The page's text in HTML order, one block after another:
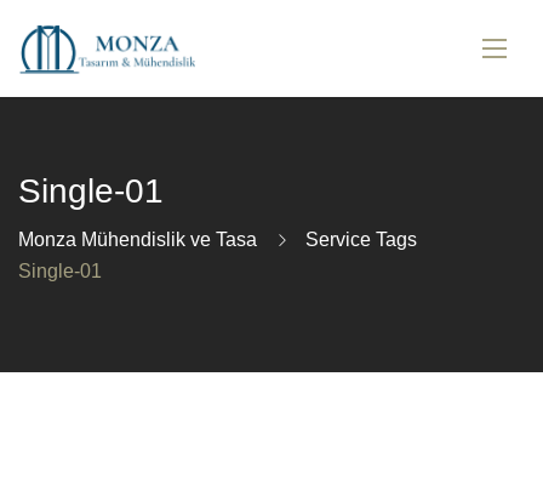
Single-01
Monza Mühendislik ve Tasa
Service Tags
Single-01